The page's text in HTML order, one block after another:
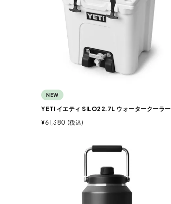
NEW
YETI イエティ SILO22.7L ウォータークーラー
¥61,380 税込